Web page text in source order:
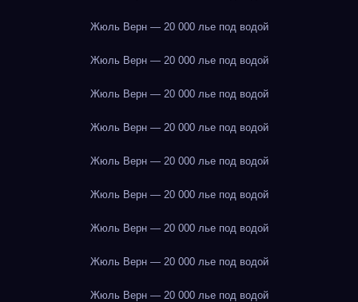
Жюль Верн — 20 000 лье под водой
Жюль Верн — 20 000 лье под водой
Жюль Верн — 20 000 лье под водой
Жюль Верн — 20 000 лье под водой
Жюль Верн — 20 000 лье под водой
Жюль Верн — 20 000 лье под водой
Жюль Верн — 20 000 лье под водой
Жюль Верн — 20 000 лье под водой
Жюль Верн — 20 000 лье под водой